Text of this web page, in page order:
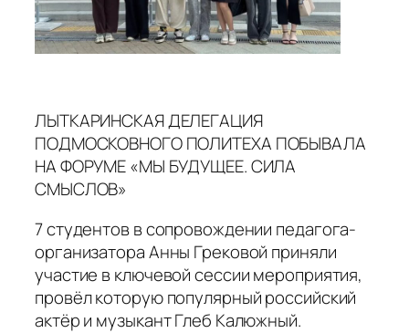
ЛЫТКАРИНСКАЯ ДЕЛЕГАЦИЯ
ПОДМОСКОВНОГО ПОЛИТЕХА ПОБЫВАЛА
НА ФОРУМЕ «МЫ БУДУЩЕЕ. СИЛА
СМЫСЛОВ»
7 студентов в сопровождении педагога-
организатора Анны Грековой приняли
участие в ключевой сессии мероприятия,
провёл которую популярный российский
актёр и музыкант Глеб Калюжный.